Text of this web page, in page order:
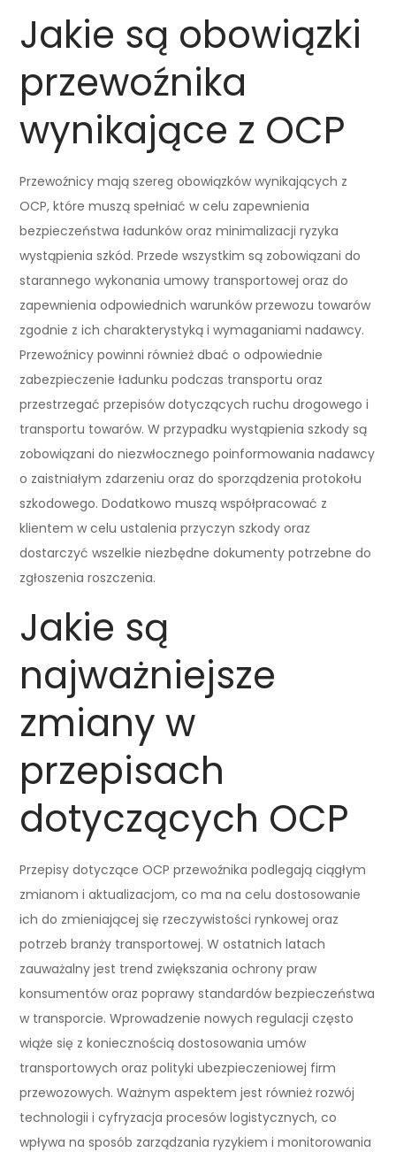
Jakie są obowiązki
przewoźnika
wynikające z OCP
Przewoźnicy mają szereg obowiązków wynikających z
OCP, które muszą spełniać w celu zapewnienia
bezpieczeństwa ładunków oraz minimalizacji ryzyka
wystąpienia szkód. Przede wszystkim są zobowiązani do
starannego wykonania umowy transportowej oraz do
zapewnienia odpowiednich warunków przewozu towarów
zgodnie z ich charakterystyką i wymaganiami nadawcy.
Przewoźnicy powinni również dbać o odpowiednie
zabezpieczenie ładunku podczas transportu oraz
przestrzegać przepisów dotyczących ruchu drogowego i
transportu towarów. W przypadku wystąpienia szkody są
zobowiązani do niezwłocznego poinformowania nadawcy
o zaistniałym zdarzeniu oraz do sporządzenia protokołu
szkodowego. Dodatkowo muszą współpracować z
klientem w celu ustalenia przyczyn szkody oraz
dostarczyć wszelkie niezbędne dokumenty potrzebne do
zgłoszenia roszczenia.
Jakie są
najważniejsze
zmiany w
przepisach
dotyczących OCP
Przepisy dotyczące OCP przewoźnika podlegają ciągłym
zmianom i aktualizacjom, co ma na celu dostosowanie
ich do zmieniającej się rzeczywistości rynkowej oraz
potrzeb branży transportowej. W ostatnich latach
zauważalny jest trend zwiększania ochrony praw
konsumentów oraz poprawy standardów bezpieczeństwa
w transporcie. Wprowadzenie nowych regulacji często
wiąże się z koniecznością dostosowania umów
transportowych oraz polityki ubezpieczeniowej firm
przewozowych. Ważnym aspektem jest również rozwój
technologii i cyfryzacja procesów logistycznych, co
wpływa na sposób zarządzania ryzykiem i monitorowania